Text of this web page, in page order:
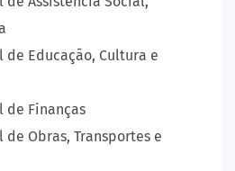
Educação, Cultura e
de Finanças
Obras, Transportes e